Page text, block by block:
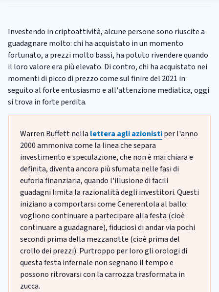
Investendo in criptoattività, alcune persone sono riuscite a
guadagnare molto: chi ha acquistato in un momento
fortunato, a prezzi molto bassi, ha potuto rivendere quando
il loro valore era più elevato. Di contro, chi ha acquistato nei
momenti di picco di prezzo come sul finire del 2021 in
seguito al forte entusiasmo e all'attenzione mediatica, oggi
si trova in forte perdita.
Warren Buffett nella lettera agli azionistiper l'anno
2000 ammoniva come la linea che separa
investimento e speculazione, che non è mai chiara e
definita, diventa ancora più sfumata nelle fasi di
euforia finanziaria, quando l'illusione di facili
guadagni limita la razionalità degli investitori. Questi
iniziano a comportarsi come Cenerentola al ballo:
vogliono continuare a partecipare alla festa (cioè
continuare a guadagnare), fiduciosi di andar via pochi
secondi prima della mezzanotte (cioè prima del
crollo dei prezzi). Purtroppo per loro gli orologi di
questa festa infernale non segnano il tempo e
possono ritrovarsi con la carrozza trasformata in
zucca.